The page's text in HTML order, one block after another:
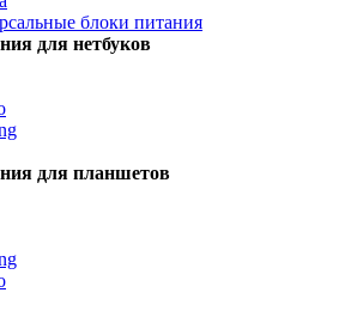
блоки питания
для нетбуков
для планшетов